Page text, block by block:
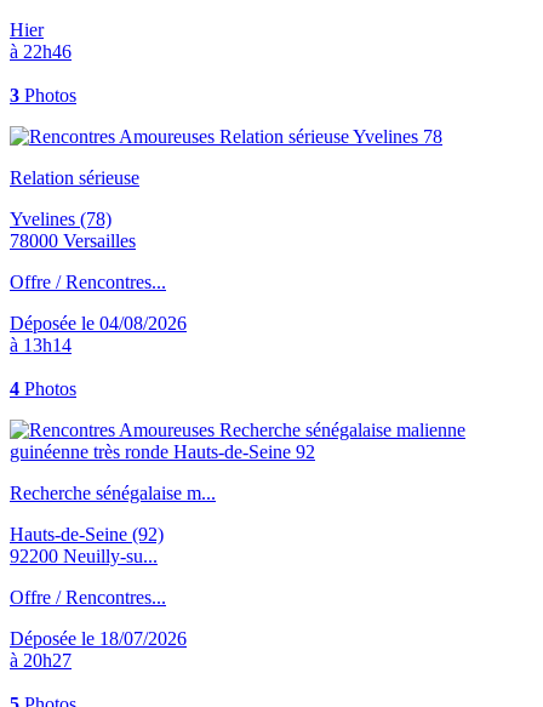
Hier
à 22h46
3 Photos
Relation sérieuse
Yvelines (78)
78000 Versailles
Offre / Rencontres...
Déposée le 04/08/2026
à 13h14
4 Photos
Recherche sénégalaise m...
Hauts-de-Seine (92)
92200 Neuilly-su...
Offre / Rencontres...
Déposée le 18/07/2026
à 20h27